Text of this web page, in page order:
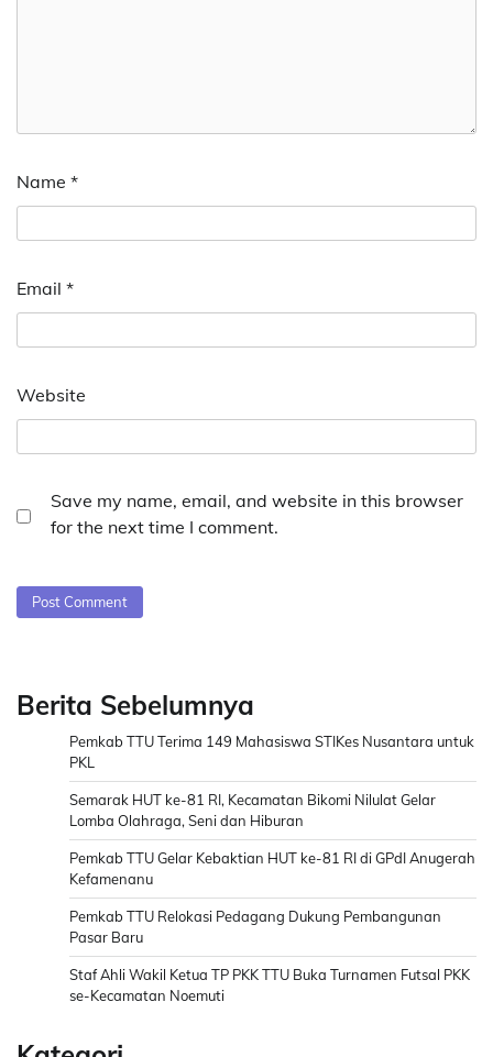
Name *
Email *
Website
Save my name, email, and website in this browser
for the next time I comment.
Berita Sebelumnya
Pemkab TTU Terima 149 Mahasiswa STIKes Nusantara untuk
PKL
Semarak HUT ke-81 RI, Kecamatan Bikomi Nilulat Gelar
Lomba Olahraga, Seni dan Hiburan
Pemkab TTU Gelar Kebaktian HUT ke-81 RI di GPdI Anugerah
Kefamenanu
Pemkab TTU Relokasi Pedagang Dukung Pembangunan
Pasar Baru
Staf Ahli Wakil Ketua TP PKK TTU Buka Turnamen Futsal PKK
se-Kecamatan Noemuti